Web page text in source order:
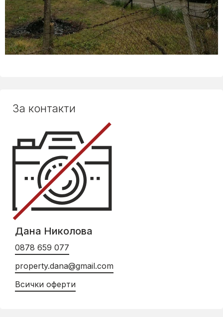
За контакти
Дана Николова
0878 659 077
property.dana@gmail.com
Всички оферти